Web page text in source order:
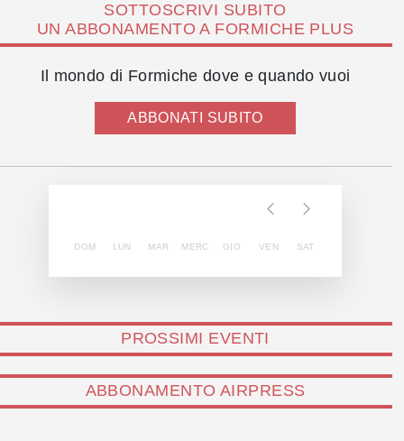
SOTTOSCRIVI SUBITO
UN ABBONAMENTO A FORMICHE PLUS
Il mondo di Formiche dove e quando vuoi
ABBONATI SUBITO
DOM LUN MAR MERC GIO VEN SAT
PROSSIMI EVENTI
ABBONAMENTO AIRPRESS